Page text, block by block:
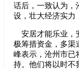
话后，一致认为，
设，壮大经济实力
安居才能乐业，
极筹措资金，多渠
峰表示，沧州市已
持。他们将以时不